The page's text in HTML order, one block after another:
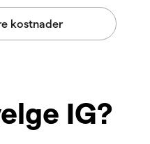
IG?